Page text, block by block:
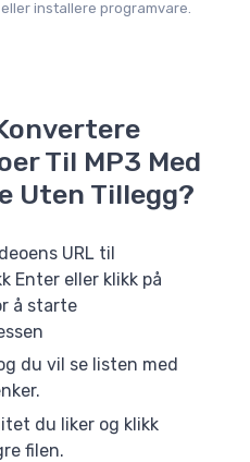
installere programvare.
Til MP3 Med
Uten Tillegg?
URL til
Enter eller klikk på
å starte
du vil se listen med
du liker og klikk
filen.